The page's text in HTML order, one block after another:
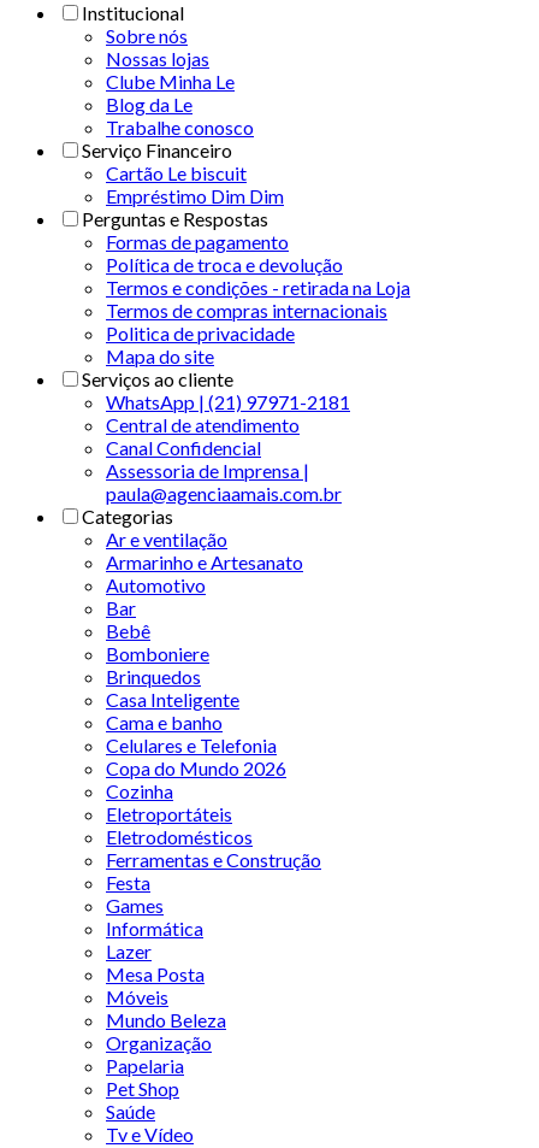
Institucional
Sobre nós
Nossas lojas
Clube Minha Le
Blog da Le
Trabalhe conosco
Serviço Financeiro
Cartão Le biscuit
Empréstimo Dim Dim
Perguntas e Respostas
Formas de pagamento
Política de troca e devolução
Termos e condições - retirada na Loja
Termos de compras internacionais
Politica de privacidade
Mapa do site
Serviços ao cliente
WhatsApp | (21) 97971-2181
Central de atendimento
Canal Confidencial
Assessoria de Imprensa |
paula@agenciaamais.com.br
Categorias
Ar e ventilação
Armarinho e Artesanato
Automotivo
Bar
Bebê
Bomboniere
Brinquedos
Casa Inteligente
Cama e banho
Celulares e Telefonia
Copa do Mundo 2026
Cozinha
Eletroportáteis
Eletrodomésticos
Ferramentas e Construção
Festa
Games
Informática
Lazer
Mesa Posta
Móveis
Mundo Beleza
Organização
Papelaria
Pet Shop
Saúde
Tv e Vídeo